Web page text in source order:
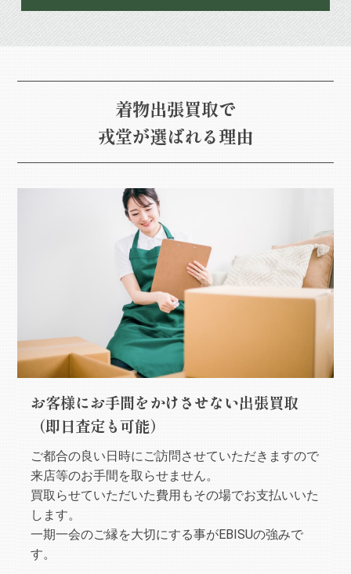
着物出張買取で
戎堂が選ばれる理由
お客様にお手間をかけさせない出張買取
（即日査定も可能）
ご都合の良い日時にご訪問させていただきますので
来店等のお手間を取らせません。
買取らせていただいた費用もその場でお支払いいた
します。
一期一会のご縁を大切にする事がEBISUの強みで
す。